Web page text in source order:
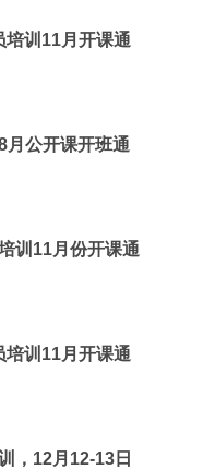
培训11月开课通
月公开课开班通
训11月份开课通
培训11月开课通
，12月12-13日